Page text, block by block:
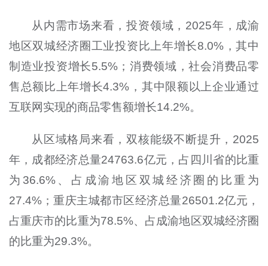
从内需市场来看，投资领域，2025年，成渝
地区双城经济圈工业投资比上年增长8.0%，其中
制造业投资增长5.5%；消费领域，社会消费品零
售总额比上年增长4.3%，其中限额以上企业通过
互联网实现的商品零售额增长14.2%。
从区域格局来看，双核能级不断提升，2025
年，成都经济总量24763.6亿元，占四川省的比重
为36.6%、占成渝地区双城经济圈的比重为
27.4%；重庆主城都市区经济总量26501.2亿元，
占重庆市的比重为78.5%、占成渝地区双城经济圈
的比重为29.3%。